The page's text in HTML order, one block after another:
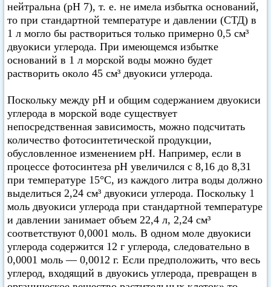
нейтральна (pH 7), т. е. не имела избытка оснований,
то при стандартной температуре и давлении (СТД) в
1 л могло бы раствориться только примерно 0,5 см³
двуокиси углерода. При имеющемся избытке
оснований в 1 л морской воды можно будет
растворить около 45 см³ двуокиси углерода.
Поскольку между pH и общим содержанием двуокиси
углерода в морской воде существует
непосредственная зависимость, можно подсчитать
количество фотосинтетической продукции,
обусловленное изменением pH. Например, если в
процессе фотосинтеза pH увеличился с 8,16 до 8,31
при температуре 15°C, из каждого литра воды должно
выделиться 2,24 см³ двуокиси углерода. Поскольку 1
моль двуокиси углерода при стандартной температуре
и давлении занимает объем 22,4 л, 2,24 см³
соответствуют 0,0001 моль. В одном моле двуокиси
углерода содержится 12 г углерода, следовательно в
0,0001 моль — 0,0012 г. Если предположить, что весь
углерод, входящий в двуокись углерода, превращен в